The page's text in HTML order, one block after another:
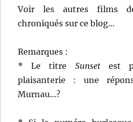
Voir les autres films
chroniqués sur ce blog…
Remarques :
* Le titre Sunsetest
plaisanterie : une
Murnau…?